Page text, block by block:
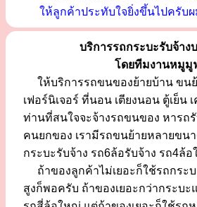
ให้ลูกค้าประทับใจยิ่งขึ้นไปครับ
บริการรถกระบะรับจ้าง
โดยทีมงานหมูมู
ให้บริการรถขนของย้ายบ้าน ขนย้
เฟอร์นิเจอร์ ที่นอน เตียงนอน ตู้เย็น
ท่านที่สนใจจะจ้างรถขนของ หารถ
คนยกของ เรามีรถขนย้ายหลายขน
กระบะรับจ้าง รถ6ล้อรับจ้าง รถ4ล้
ถ้าของลูกค้าไม่เยอะก็ใช้รถกระ
สูงก็พอครับ ถ้าของเยอะกว่ากระบ